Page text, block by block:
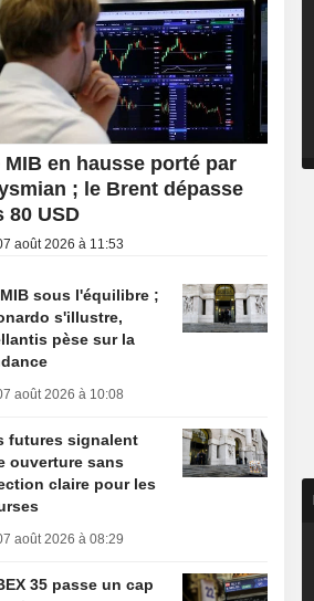
MIB en hausse porté par
; le Brent dépasse
80 USD
août 2026 à 11:53
sous l'équilibre ;
s'illustre,
pèse sur la
août 2026 à 10:08
futures signalent
ouverture sans
claire pour les
août 2026 à 08:29
35 passe un cap